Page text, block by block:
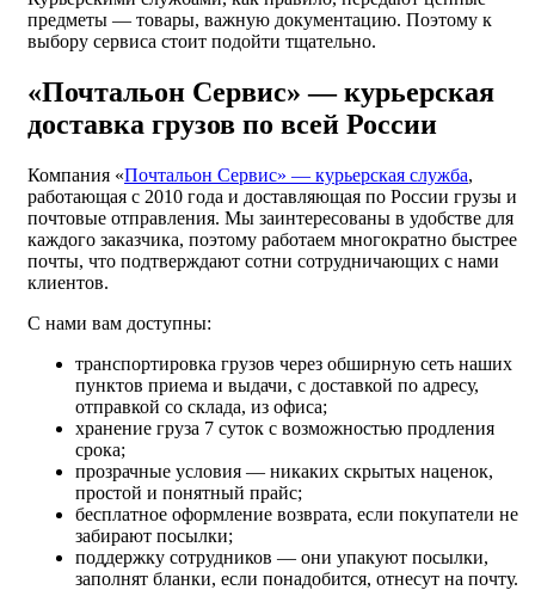
предметы — товары, важную документацию. Поэтому к
выбору сервиса стоит подойти тщательно.
«Почтальон Сервис» — курьерская
доставка грузов по всей России
Компания «Почтальон Сервис» — курьерская служба,
работающая с 2010 года и доставляющая по России грузы и
почтовые отправления. Мы заинтересованы в удобстве для
каждого заказчика, поэтому работаем многократно быстрее
почты, что подтверждают сотни сотрудничающих с нами
клиентов.
С нами вам доступны:
транспортировка грузов через обширную сеть наших
пунктов приема и выдачи, с доставкой по адресу,
отправкой со склада, из офиса;
хранение груза 7 суток с возможностью продления
срока;
прозрачные условия — никаких скрытых наценок,
простой и понятный прайс;
бесплатное оформление возврата, если покупатели не
забирают посылки;
поддержку сотрудников — они упакуют посылки,
заполнят бланки, если понадобится, отнесут на почту.